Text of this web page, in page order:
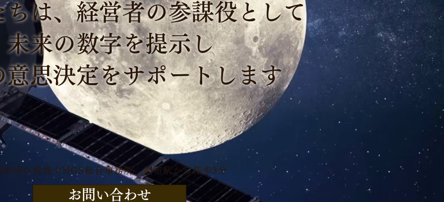
ちは、経営者の参謀役として
未来の数字を提示し
意思決定をサポートします
布市の税理士HGS総合事務所 調布駅から徒歩3分
お問い合わせ